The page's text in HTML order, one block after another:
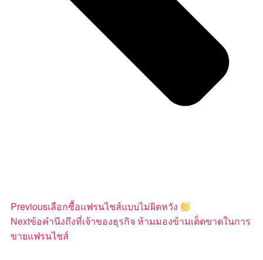
Previousเลือกซื้อแฟรนไชส์แบบไม่ผิดหวัง
Nextข้อคำนึงถึงที่เจ้าของธุรกิจ ห้ามมองข้ามเด็ดขาดในการ
ขายแฟรนไชส์